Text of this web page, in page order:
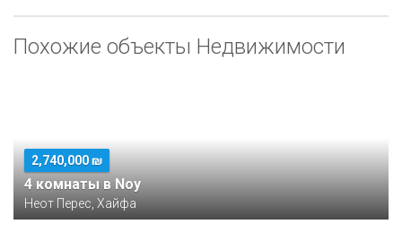
Похожие объекты Недвижимости
2,740,000 ₪
4 комнаты в Noy
Неот Перес, Хайфа